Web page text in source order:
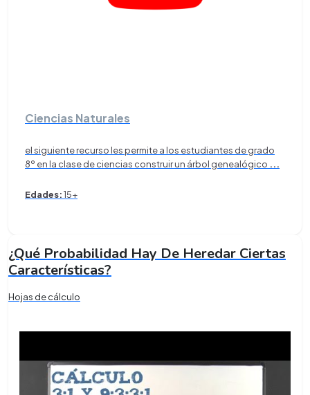
Ciencias Naturales
el siguiente recurso les permite a los estudiantes de grado
8º en la clase de ciencias construir un árbol genealógico ...
Edades:15+
¿Qué Probabilidad Hay De Heredar Ciertas
Características?
Hojas de cálculo